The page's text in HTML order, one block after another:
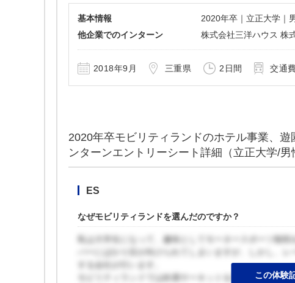
基本情報
2020年卒｜立正大学｜
他企業でのインターン
株式会社三洋ハウス 株
2018年9月 三重県 2日間 交通
2020年卒モビリティランドのホテル事業、
ンターンエントリーシート詳細（立正大学/男
ES
なぜモビリティランドを選んだのですか？
私は大学生になって、趣味としてモータースポーツ観
バーにばかり目が向けられてしまいますが、しかし、
する会社が行います。
モビリティランドでは鈴鹿サーキットを所有しており
この体験